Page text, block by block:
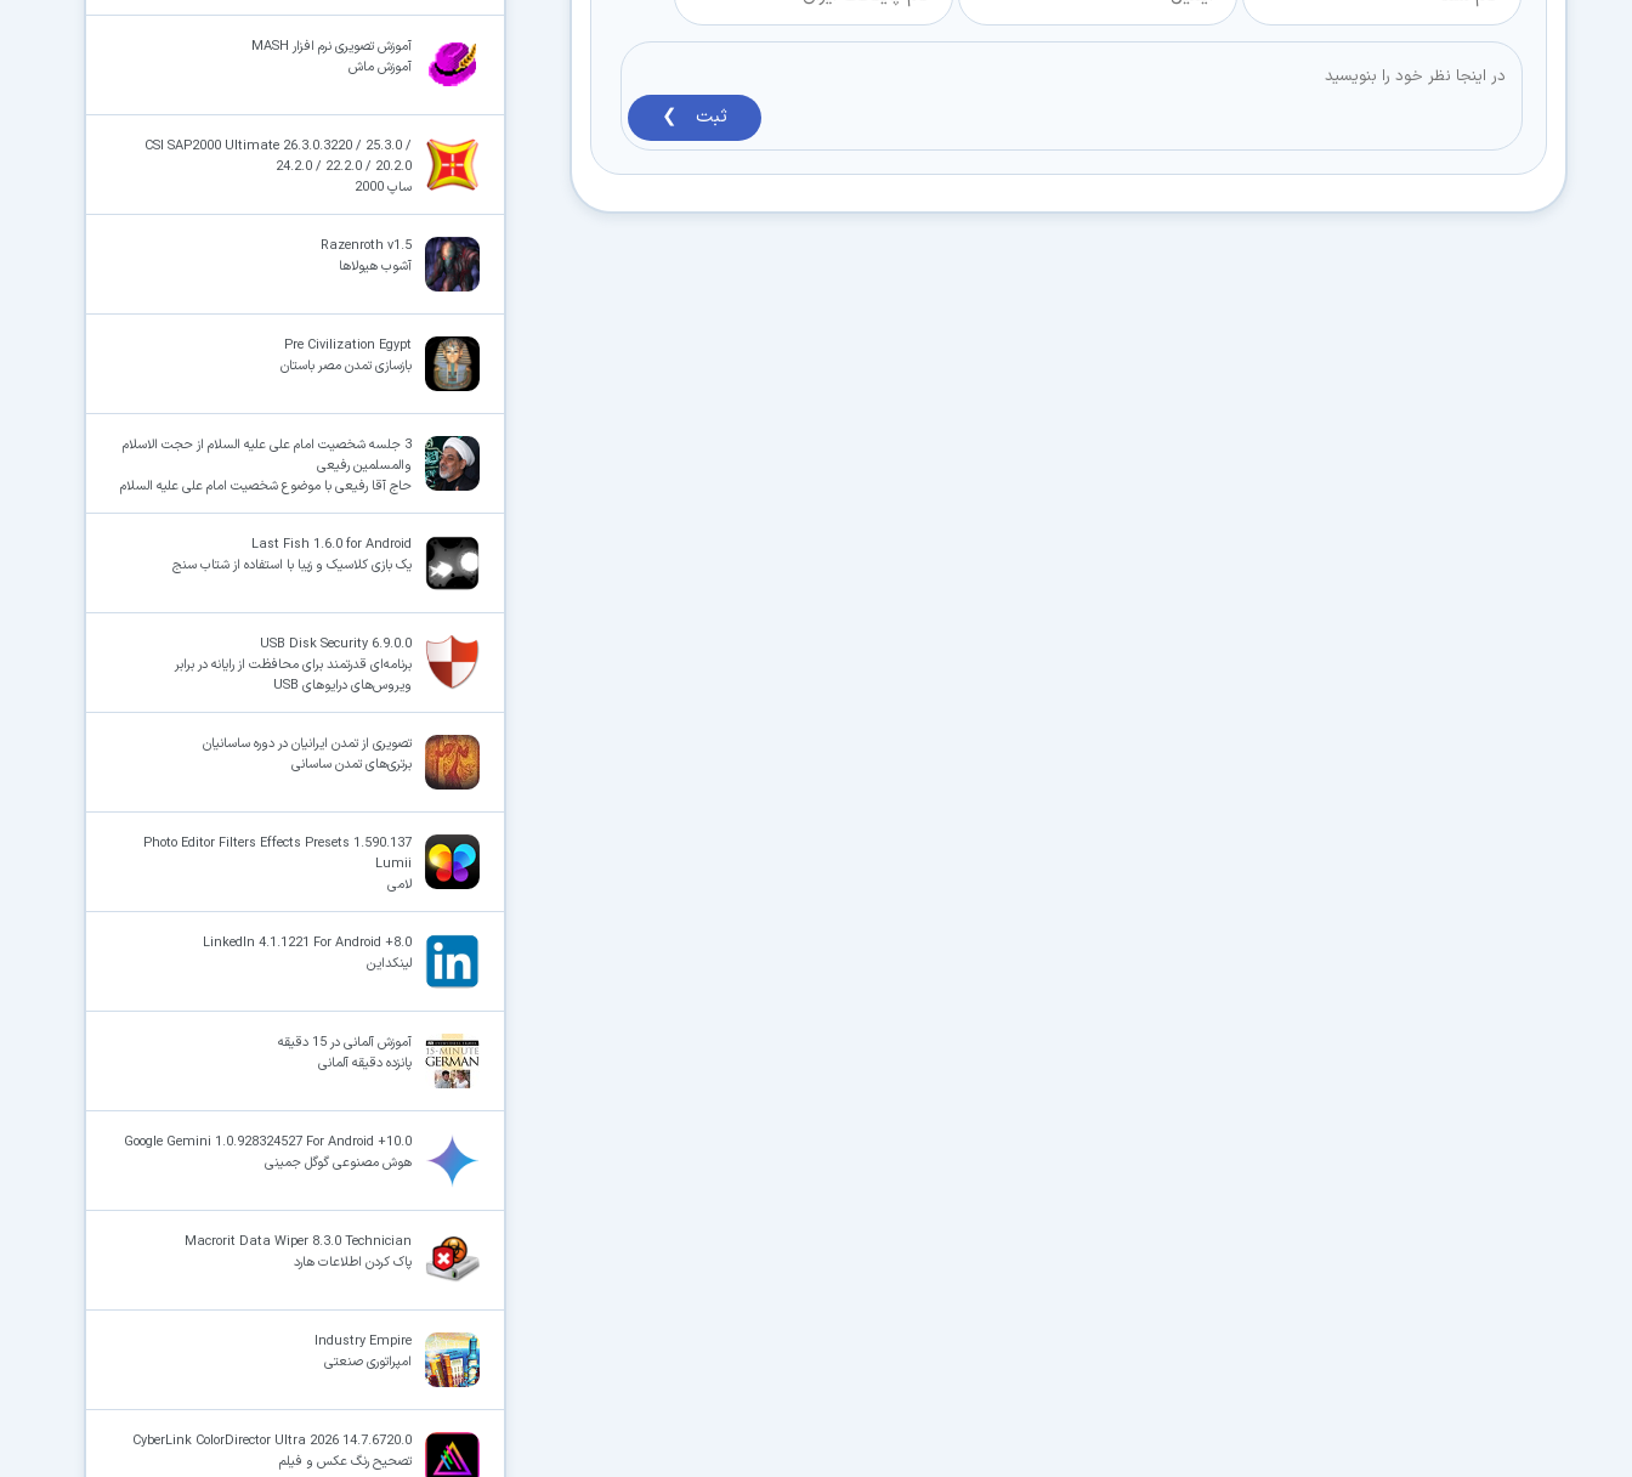
ثبت ❯
آموزش تصویری نرم افزار MASH
آموزش ماش
CSI SAP2000 Ultimate 26.3.0.3220 / 25.3.0 /
24.2.0 / 22.2.0 / 20.2.0
ساپ 2000
Razenroth v1.5
آشوب هیولاها
Pre Civilization Egypt
بازسازی تمدن مصر باستان
3 جلسه شخصیت امام علی علیه السلام از حجت الاسلام
والمسلمین رفیعی
حاج آقا رفیعی با موضوع شخصیت امام علی علیه السلام
Last Fish 1.6.0 for Android
یک بازی کلاسیک و زیبا با استفاده از شتاب سنج
USB Disk Security 6.9.0.0
برنامه‌ای قدرتمند برای محافظت از رایانه در برابر
ویروس‌های درایوهای USB
تصویری از تمدن ایرانیان در دوره ساسانیان
برتری‌های تمدن ساسانی
1.590.137 Photo Editor Filters Effects Presets
Lumii‏
لامی
LinkedIn 4.1.1221 For Android +8.0
لینکداین
آموزش آلمانی در 15 دقیقه
پانزده دقیقه آلمانی
Google Gemini 1.0.928324527 For Android +10.0
هوش مصنوعی گوگل جمینی
Macrorit Data Wiper 8.3.0 Technician
پاک کردن اطلاعات هارد
Industry Empire
امپراتوری صنعتی
CyberLink ColorDirector Ultra 2026 14.7.6720.0
تصحیح رنگ عکس و فیلم